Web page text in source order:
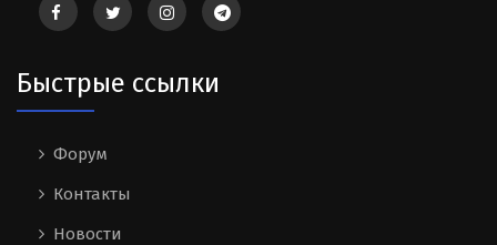
Быстрые ссылки
Форум
Контакты
Новости